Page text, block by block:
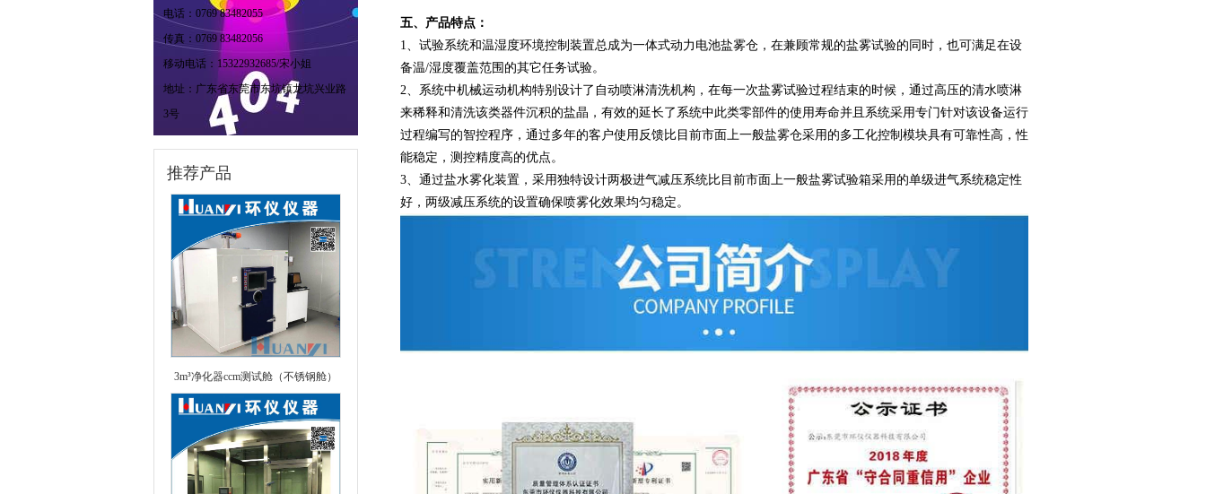
电话：0769 83482055
传真：0769 83482056
移动电话：15322932685/宋小姐
地址：广东省东莞市东坑镇龙坑兴业路
3号
推荐产品
3m³净化器ccm测试舱（不锈钢舱）
五、产品特点：
1、试验系统和温湿度环境控制装置总成为一体式动力电池盐雾仓，在兼顾常规的盐雾试验的同时，也可满足在设
备温/湿度覆盖范围的其它任务试验。
2、系统中机械运动机构特别设计了自动喷淋清洗机构，在每一次盐雾试验过程结束的时候，通过高压的清水喷淋
来稀释和清洗该类器件沉积的盐晶，有效的延长了系统中此类零部件的使用寿命并且系统采用专门针对该设备运行
过程编写的智控程序，通过多年的客户使用反馈比目前市面上一般盐雾仓采用的多工化控制模块具有可靠性高，性
能稳定，测控精度高的优点。
3、通过盐水雾化装置，采用独特设计两极进气减压系统比目前市面上一般盐雾试验箱采用的单级进气系统稳定性
好，两级减压系统的设置确保喷雾化效果均匀稳定。